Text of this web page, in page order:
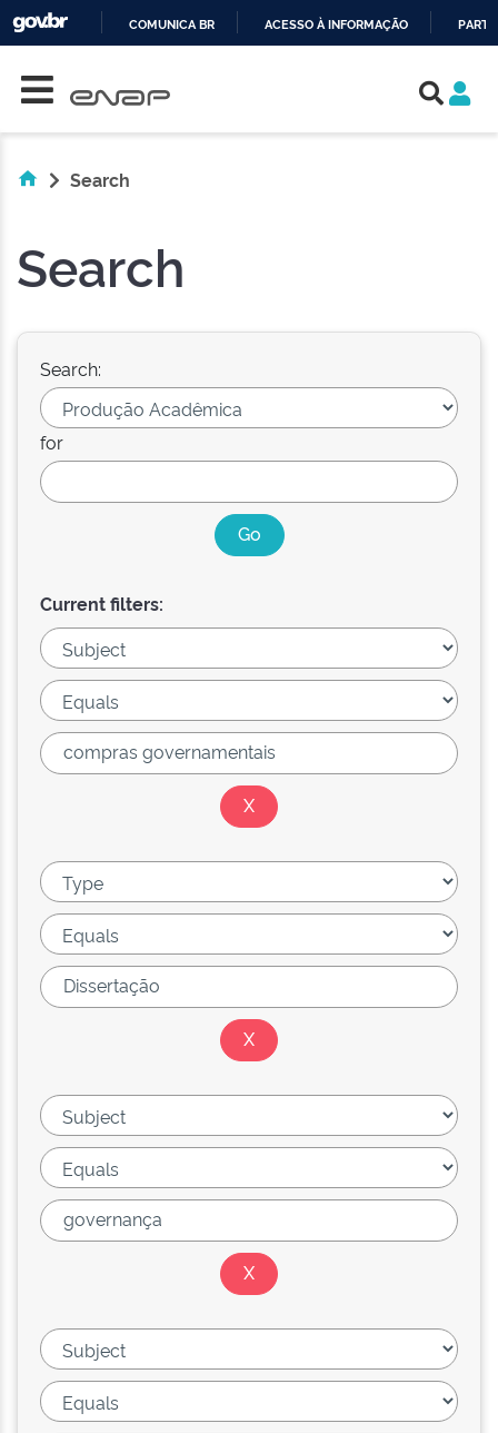
COMUNICA BR ACESSO À INFORMAÇÃO
Search
Search
Search:
for
Current filters: